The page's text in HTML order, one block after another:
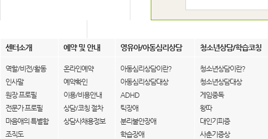
센터소개 예약 및 안내 영유아/아동심리상담 청소년상담/학습코칭
역할/비전/활동
인사말
원장 프로필
전문가 프로필
마음애의 특별함
조직도
온라인예약
예약확인
이용/비용안내
상담/코칭 절차
상담사채용정보
아동심리상담이란?
아동심리상담대상
ADHD
틱장애
분리불안장애
학습장애
청소년상담이란?
청소년상담대상
게임중독
왕따
대인기피증
사춘기증상